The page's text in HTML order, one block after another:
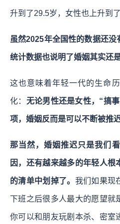
升到了29.5岁，女性也上升到了
虽然2025年全国性的数据还
统计数据也说明了婚姻其实还
这也意味着年轻一代的生命
化： 无论男性还是女性，“搞
项，婚姻反而是可以不断被推
那当然，婚姻推迟只是我们
因，还有越来越多的年轻人根
的清单中划掉了。 我们如果现
下班之后很多人最大的愿望就
你可以和朋友玩剧本杀、密室